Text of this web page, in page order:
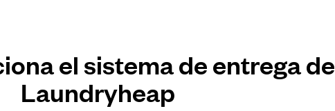
el sistema de entrega de
Laundryheap